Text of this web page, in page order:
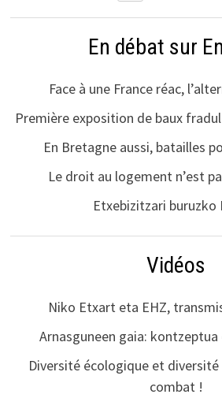
En débat sur
Face à une France réac,
Première exposition de baux
En Bretagne aussi, batailles
Le droit au logement n’est
Etxebizitzari buruzko
Vidéos
Niko Etxart eta EHZ,
Arnasguneen gaia:
Diversité écologique et
combat !